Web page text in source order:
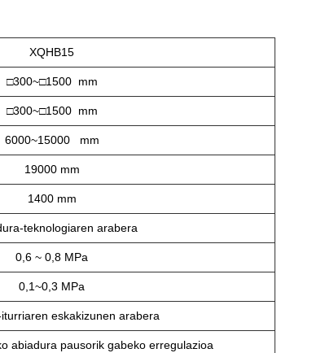
XQHB15
□300~□1500 mm
□300~□1500 mm
6000~15000 mm
19000 mm
1400 mm
teknologiaren arabera
0,6 ~ 0,8 MPa
0,1~0,3 MPa
eskakizunen arabera
abiadura pausorik gabeko erregulazioa